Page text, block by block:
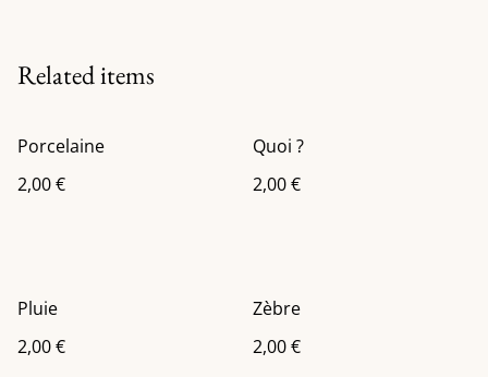
Related items
Porcelaine
2,00 €
Quoi ?
2,00 €
Pluie
2,00 €
Zèbre
2,00 €